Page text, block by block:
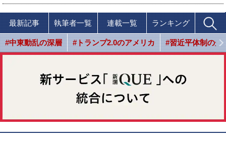
最新記事 執筆者一覧 連載一覧 ランキング
#中東動乱の深層 #トランプ2.0のアメリカ #習近平体制の光